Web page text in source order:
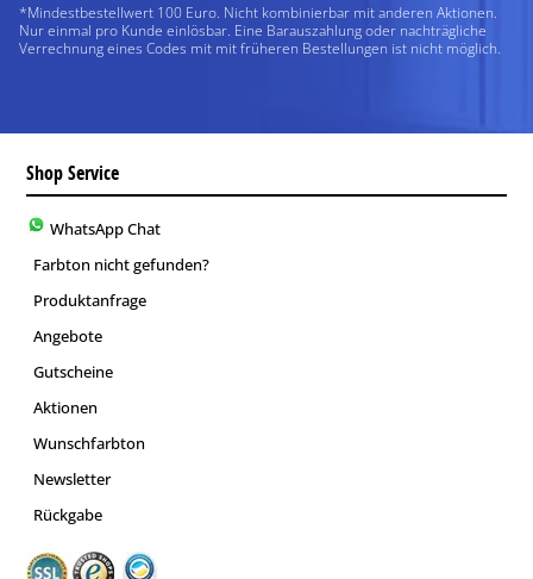
*Mindestbestellwert 100 Euro. Nicht kombinierbar mit anderen Aktionen.
Nur einmal pro Kunde einlösbar. Eine Barauszahlung oder nachträgliche
Verrechnung eines Codes mit mit früheren Bestellungen ist nicht möglich.
Shop Service
WhatsApp Chat
Farbton nicht gefunden?
Produktanfrage
Angebote
Gutscheine
Aktionen
Wunschfarbton
Newsletter
Rückgabe